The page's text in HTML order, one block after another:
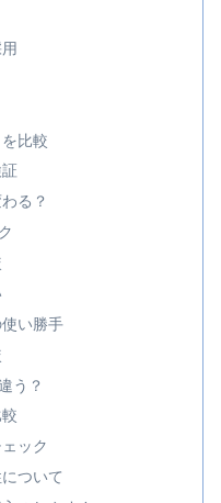
比較
る？
い勝手
う？
ック
ついて